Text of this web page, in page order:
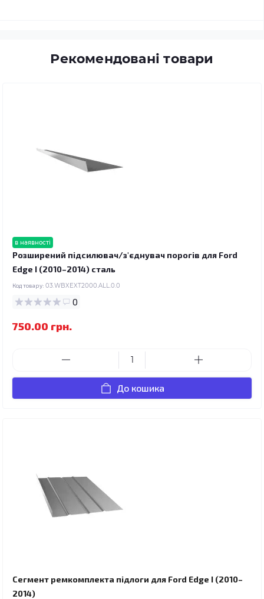
Рекомендовані товари
в наявності
Розширений підсилювач/з'єднувач порогів для Ford
Edge I (2010–2014) сталь
Код товару: 03.WBXEXT2000.ALL.0.0
0
750.00 грн.
До кошика
Сегмент ремкомплекта підлоги для Ford Edge I (2010–
2014)